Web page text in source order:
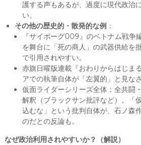
護する声もあるが、過度に現代政治
い。
その他の歴史的・散発的な例：
『サイボーグ009』のベトナム戦争
を舞台に「死の商人」の武器供給を
で引用されやすい。
赤旗日曜版連載『おわりからはじま
アでの執筆自体が「左翼的」と見な
仮面ライダーシリーズ全体：全共闘
解釈（ブラックサン批評など）。「
込むな」という批判自体が、石ノ森
のだとの反論も。
なぜ政治利用されやすいか？（解説）